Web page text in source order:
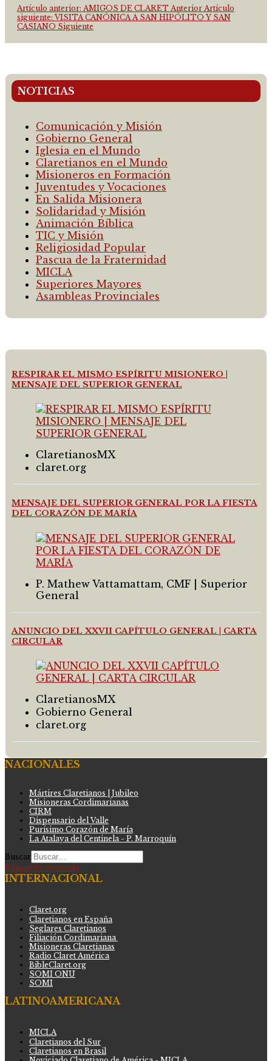
Artículo anterior: AMIGOS DE CLARET Anterior Artículo
siguiente: VISITA CANÓNICA A SAN HIPÓLITO Y SAN
CASIANO Siguiente
NOTICIAS
Comunicación y Misión
Gobierno General
Iglesia en el Mundo
Claretianos en el Mundo
Misioneros en Formación
Juventudes y Vocaciones
En Salida Misionera
Solidaridad y Misión
Animación Bíblica
TIC y Misión
Religiosidad Popular
Pascua de la Fraternidad
MICLA
Superiores Mayores
Asambleas Provinciales
RESPIRAR EL MISMO ESPÍRITU MISIONERO |
MENSAJE DEL SUPERIOR GENERAL
ClaretianosMX
claret.org
MENSAJE DEL SUPERIOR GENERAL POR LA FIESTA
DEL CORAZÓN DE MARÍA
P. Mathew Vattamattam, CMF | Superior
General
ANUNCIO DEL XXVII CAPÍTULO GENERAL | CARTA
CIRCULAR
ClaretianosMX
Gobierno General
claret.org
NACIONALES
Mártires Claretianos | Jubileo
Misioneras Cordimarianas
CIRM
Dispensario del Valle
Purísimo Corazón de María
La Atalaya del Centinela - P. Marroquín
Buscar
Búsqueda avanzada
INTERNACIONAL
Claret.org
Claretianos en España
Seglares Claretianos
Filiación Cordimariana
Misioneras Claretianas
Radio Claret América
BibleClaret.org
SOMI ONU
SOMI
LATINOAMERICANA
MICLA
Claretianos del Sur
Claretianos en Brasil